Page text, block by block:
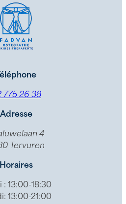
Téléphone
775 26 38
Adresse
4
Tervuren
Horaires
: 13:00-18:30
13:00-21:00